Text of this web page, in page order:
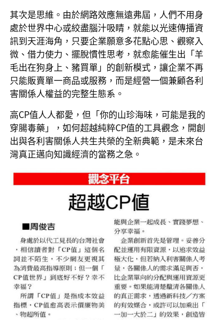
其次是思維。由於網路效應無遠弗屆，人們不用身
處於世界中心或絞盡腦汁吸睛，就能以光速傳播資
訊到天涯海角，只要企業願意多花點心思、觀察入
微、借力使力、擺脫慣性思考，就愈能催生出「羊
毛出在狗身上、豬買單」的創新模式，讓企業不再
只能販賣單一商品或服務，而是經營一個兼顧各利
害關係人權益的完整生態系。
高CP值人人都愛，但「你的山珍海味，可能是我的
穿腸毒藥」，如何超越純粹CP值的工具觀念，開創
出與各利害關係人共生共榮的全新典範，是未來台
灣真正邁向知識經濟的當務之急。